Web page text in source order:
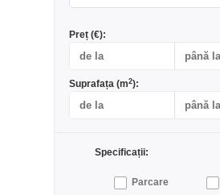
Preț (€):
Suprafața (m2):
Specificații:
Parcare